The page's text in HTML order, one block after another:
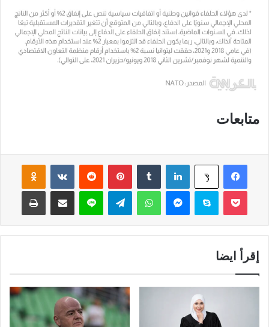
متابعات
فيسبوك ‫X لينكدإن بينتيريست
سكايب واتساب لاين
إقرأ ايضا